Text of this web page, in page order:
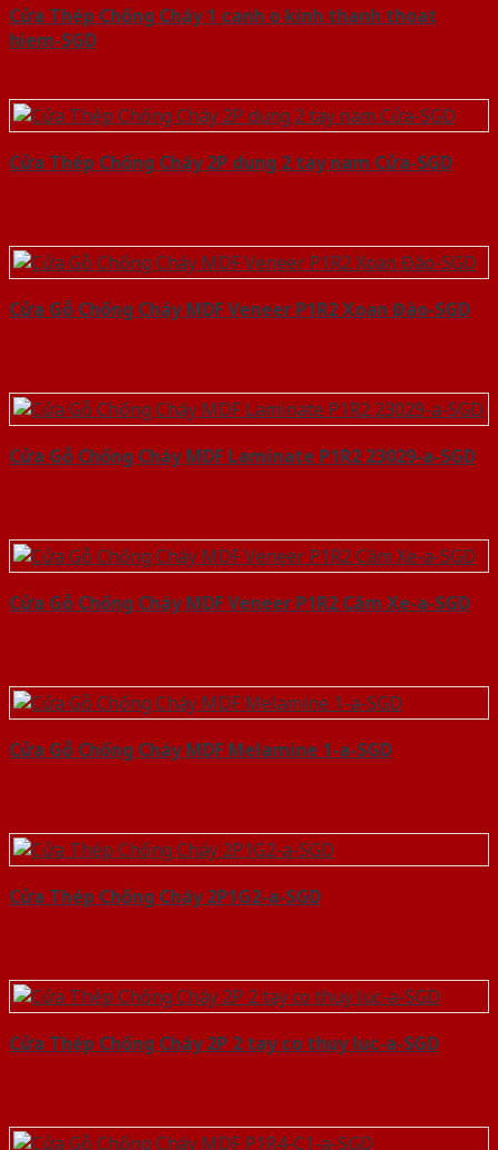
Cửa Thép Chống Cháy 1 canh o kinh thanh thoat
hiem-SGD
Cửa Thép Chống Cháy 2P dung 2 tay nam Cửa-SGD
Cửa Gỗ Chống Cháy MDF Veneer P1R2 Xoan Đào-SGD
Cửa Gỗ Chống Cháy MDF Laminate P1R2 23029-a-SGD
Cửa Gỗ Chống Cháy MDF Veneer P1R2 Căm Xe-a-SGD
Cửa Gỗ Chống Cháy MDF Melamine 1-a-SGD
Cửa Thép Chống Cháy 2P1G2-a-SGD
Cửa Thép Chống Cháy 2P 2 tay co thuy luc-a-SGD